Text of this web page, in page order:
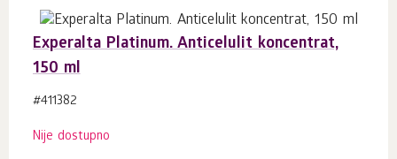
Experalta Platinum. Anticelulit koncentrat,
150 ml
#411382
Nije dostupno